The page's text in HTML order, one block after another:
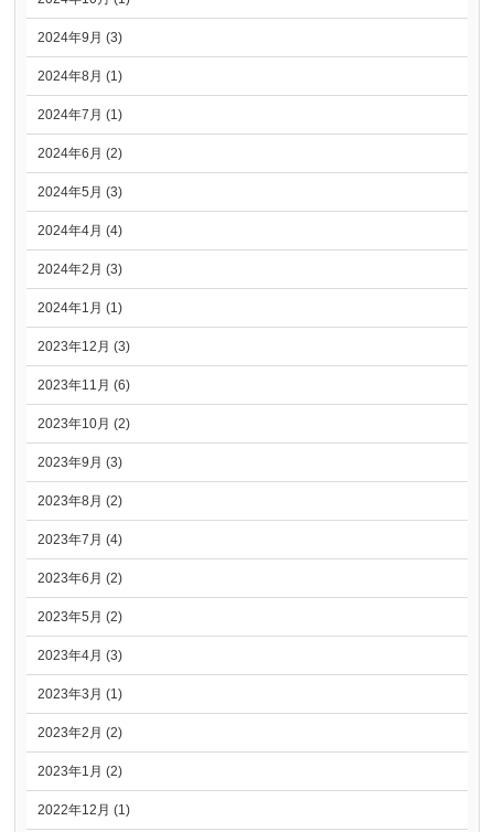
2024年9月 (3)
2024年8月 (1)
2024年7月 (1)
2024年6月 (2)
2024年5月 (3)
2024年4月 (4)
2024年2月 (3)
2024年1月 (1)
2023年12月 (3)
2023年11月 (6)
2023年10月 (2)
2023年9月 (3)
2023年8月 (2)
2023年7月 (4)
2023年6月 (2)
2023年5月 (2)
2023年4月 (3)
2023年3月 (1)
2023年2月 (2)
2023年1月 (2)
2022年12月 (1)